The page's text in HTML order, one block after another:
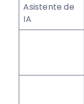
Asistente de
IA